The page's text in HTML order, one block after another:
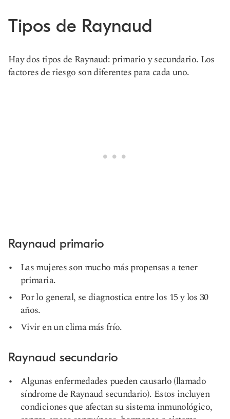
Tipos de Raynaud
Hay dos tipos de Raynaud: primario y secundario. Los
factores de riesgo son diferentes para cada uno.
Raynaud primario
Las mujeres son mucho más propensas a tener
primaria.
Por lo general, se diagnostica entre los 15 y los 30
años.
Vivir en un clima más frío.
Raynaud secundario
Algunas enfermedades pueden causarlo (llamado
síndrome de Raynaud secundario). Estos incluyen
condiciones que afectan su sistema inmunológico,